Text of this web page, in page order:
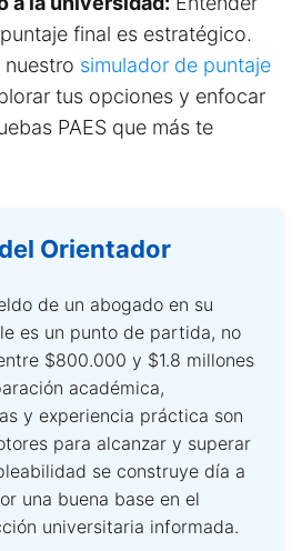
final es estratégico.
simulador de puntaje
tus opciones y enfocar
PAES que más te
Orientador
de un abogado en su
es un punto de partida, no
$800.000 y $1.8 millones
académica,
y experiencia práctica son
para alcanzar y superar
se construye día a
una buena base en el
universitaria informada.